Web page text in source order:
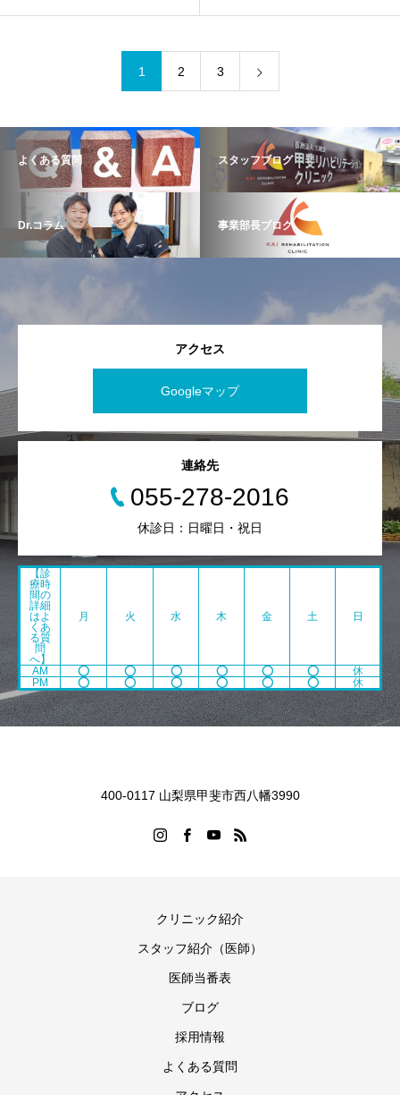
1 2 3
よくある質問 スタッフブログ
Dr.コラム 事業部長ブログ
アクセス
Googleマップ
連絡先
055-278-2016
休診日：日曜日・祝日
【診
療時
間の
詳細
はよ
くあ
る質
問
へ】
月 火 水 木 金 土 日
AM ⭕️ ⭕️ ⭕️ ⭕️ ⭕️ ⭕️
休
PM
⭕️ ⭕️ ⭕️ ⭕️ ⭕️ ⭕️ 休
400-0117 山梨県甲斐市西八幡3990
クリニック紹介
スタッフ紹介（医師）
医師当番表
ブログ
採用情報
よくある質問